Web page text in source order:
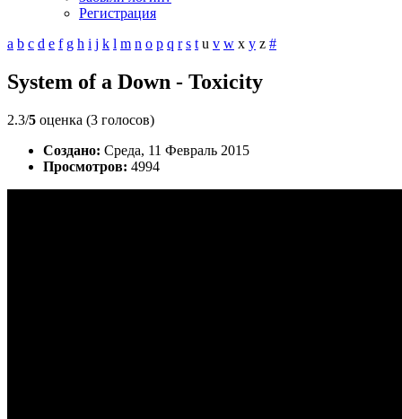
Регистрация
a b c d e f g h i j k l m n o p q r s t u v w x y z #
System of a Down - Toxicity
2.3/5 оценка (3 голосов)
Создано: Среда, 11 Февраль 2015
Просмотров: 4994